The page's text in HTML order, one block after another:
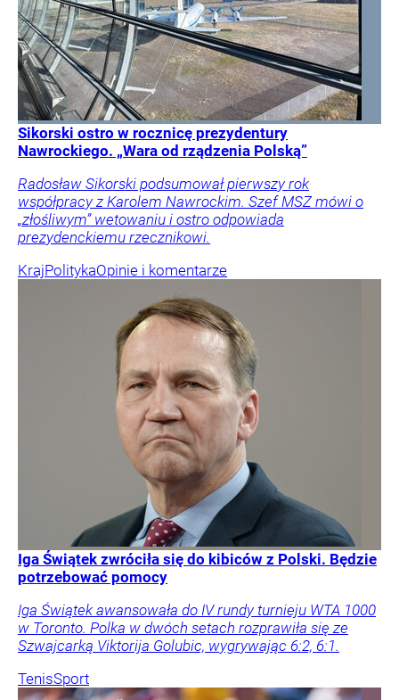
Sikorski ostro w rocznicę prezydentury
Nawrockiego. „Wara od rządzenia Polską”
Radosław Sikorski podsumował pierwszy rok
współpracy z Karolem Nawrockim. Szef MSZ mówi o
„złośliwym” wetowaniu i ostro odpowiada
prezydenckiemu rzecznikowi.
KrajPolitykaOpinie i komentarze
Iga Świątek zwróciła się do kibiców z Polski. Będzie
potrzebować pomocy
Iga Świątek awansowała do IV rundy turnieju WTA 1000
w Toronto. Polka w dwóch setach rozprawiła się ze
Szwajcarką Viktorija Golubic, wygrywając 6:2, 6:1.
TenisSport